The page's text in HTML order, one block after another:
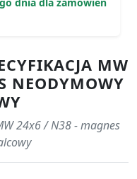
MW
NEODYMOWY
24x6 / N38 - magnes